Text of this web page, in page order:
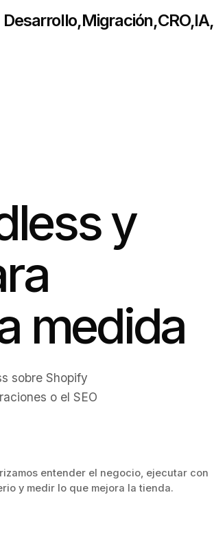
Desarrollo,Migración,CRO,IA,
y
medida
sobre Shopify
o el SEO
entender el negocio, ejecutar con
y medir lo que mejora la tienda.